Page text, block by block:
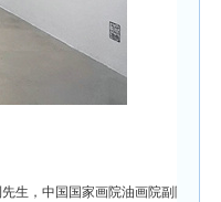
生，中国国家画院油画院副院